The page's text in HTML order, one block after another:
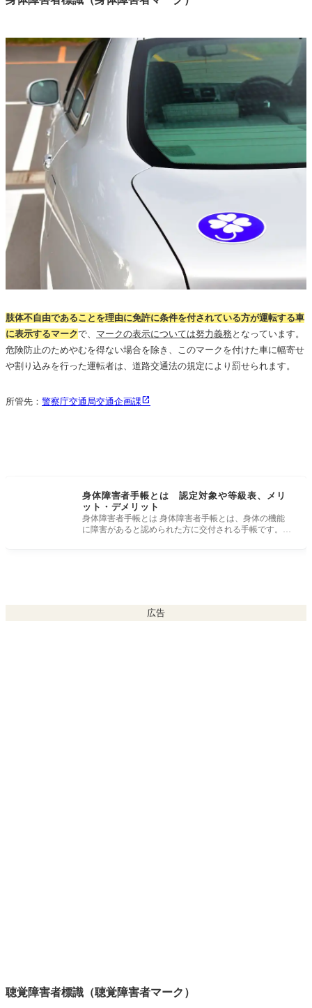
肢体不自由であることを理由に免許に条件を付されている方が運転する車
に表示するマークで、 マークの表示については努力義務となっています。
危険防止のためやむを得ない場合を除き、このマークを付けた車に幅寄せ
や割り込みを行った運転者は、道路交通法の規定により罰せられます。
所管先： 警察庁交通局交通企画課
身体障害者手帳とは 認定対象や等級表、メリ
ット・デメリット
身体障害者手帳とは 身体障害者手帳とは、身体の機能
に障害があると認められた方に交付される手帳です。 1
広告
聴覚障害者標識（聴覚障害者マーク）